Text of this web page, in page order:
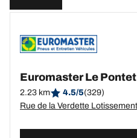
Euromaster Le Pontet
2.23 km 4.5/5(329)